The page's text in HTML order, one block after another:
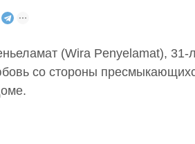
(Wira Penyelamat), 31-
со стороны